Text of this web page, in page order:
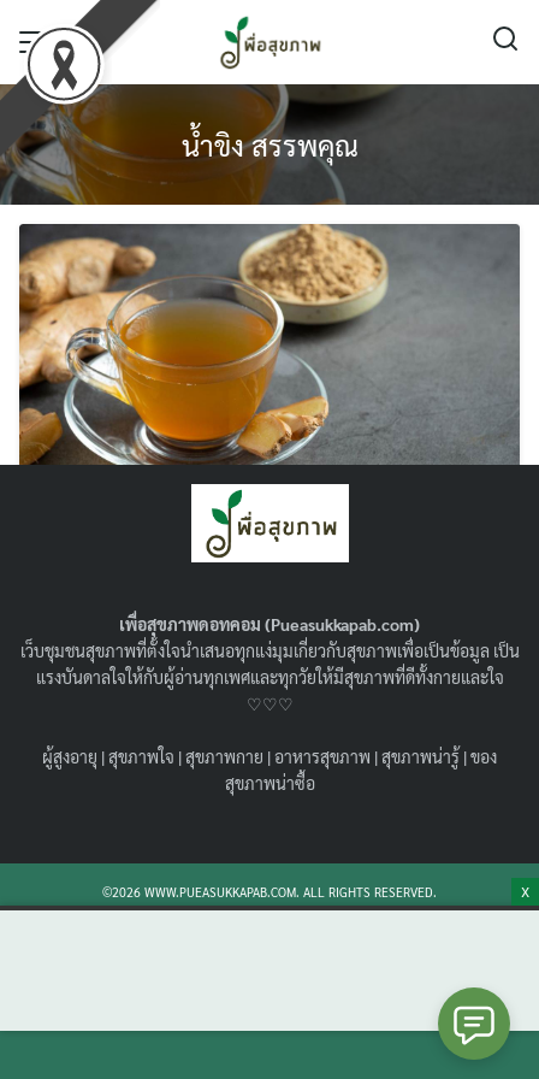
content
for:
Search
น้ำขิง สรรพคุณ
น้ำขิง สรรพคุณต่อร่างกายมีอะไรบ้าง ? ดื่มแค่
ไหนถึงได้ประโยชน์ !
พูดถึงน้ำขิง หลายคนคิดว่าเผ็ดร้อนจนดื่มยาก แต่รู้ไหมว่า
สรรพคุณของน้ำขิงมีมากมายจนต้องว้าว มาดูกันดีกว่าว่า
ประโยชน์ของน้ำขิงจะมีอะไรบ้าง
เพื่อสุขภาพดอทคอม (Pueasukkapab.com)
เว็บชุมชนสุขภาพที่ตั้งใจนำเสนอทุกแง่มุมเกี่ยวกับสุขภาพเพื่อเป็นข้อมูล เป็น
แรงบันดาลใจให้กับผู้อ่านทุกเพศและทุกวัยให้มีสุขภาพที่ดีทั้งกายและใจ
♡♡♡
ผู้สูงอายุ |สุขภาพใจ |สุขภาพกาย |อาหารสุขภาพ |สุขภาพน่ารู้ |ของ
สุขภาพน่าซื้อ
©2026 WWW.PUEASUKKAPAB.COM. ALL RIGHTS RESERVED. X